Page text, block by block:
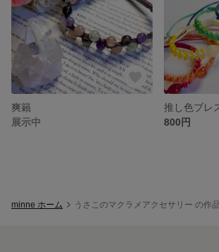
爽籟
展示中
推し色ブレ
800円
minne ホーム うさこのマクラメアクセサリー の作